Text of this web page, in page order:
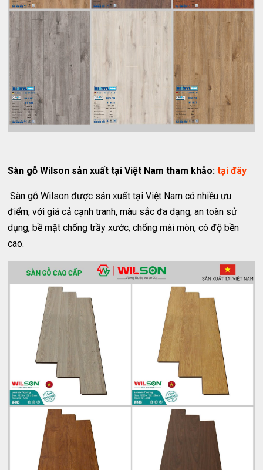
Sàn gỗ Wilson sản xuất tại Việt Nam tham khảo: tại đây
Sàn gỗ Wilson được sản xuất tại Việt Nam có nhiều ưu
điểm, với giá cả cạnh tranh, màu sắc đa dạng, an toàn sử
dụng, bề mặt chống trầy xước, chống mài mòn, có độ bền
cao.